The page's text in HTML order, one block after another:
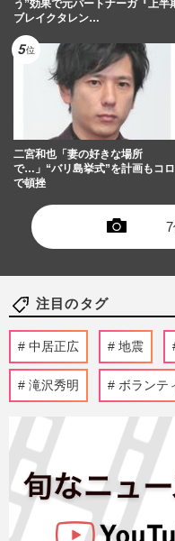
う”効果で元パートナーガ『上半
ブレイクタレン…
二宮和也「妻の好きな場所
で…」“バリ島挙式”を計画もコ
で頓挫
注目のタグ
中居正広 地震
滝沢秀明 ボランテ